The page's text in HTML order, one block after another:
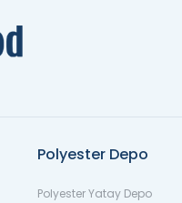
Polyester Depo
Polyester Yatay Depo